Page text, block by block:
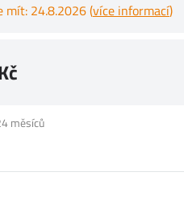
mít: 24.8.2026 (více informací)
měsíců